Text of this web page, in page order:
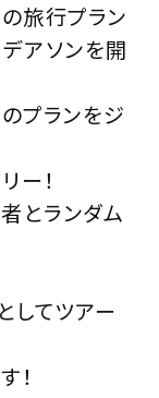
旅行プラン
アソンを開
プランをジ
ー！
とランダム
してツアー
！